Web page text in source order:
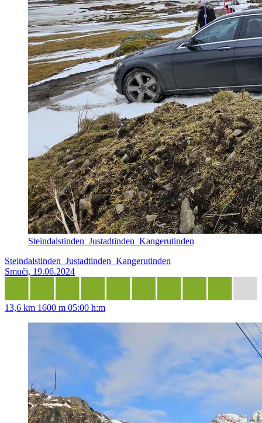
Steindalstinden_Justadtinden_Kangerutinden
Steindalstinden_Justadtinden_Kangerutinden
Smuči, 19.06.2024
13,6 km 1600 m 05:00 h:m